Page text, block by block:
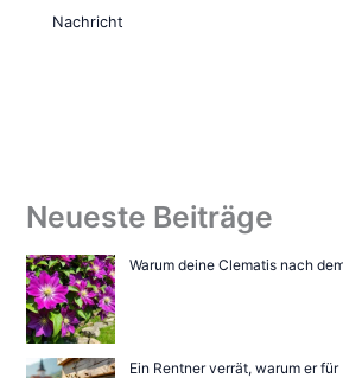
Nachricht
Neueste Beiträge
Warum deine Clematis nach
Ein Rentner verrät, warum er